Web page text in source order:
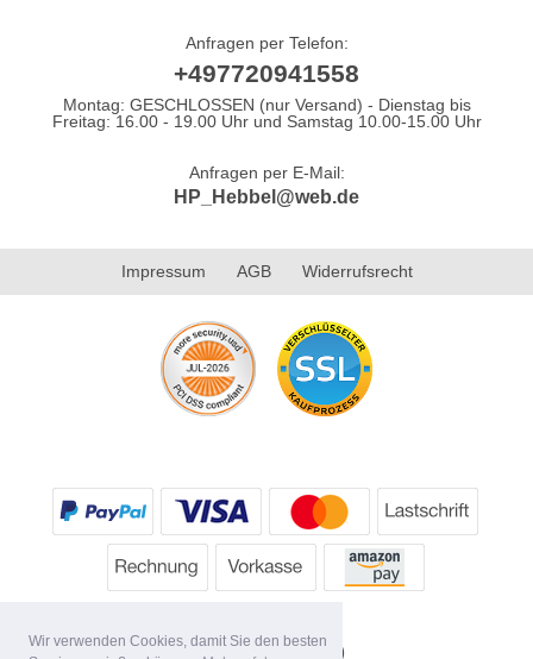
Wir verwenden Cookies, damit Sie den besten
Anfragen per Telefon:
+497720941558
Montag: GESCHLOSSEN (nur Versand) - Dienstag bis
Freitag: 16.00 - 19.00 Uhr und Samstag 10.00-15.00 Uhr
Anfragen per E-Mail:
HP_Hebbel@web.de
Impressum AGB Widerrufsrecht